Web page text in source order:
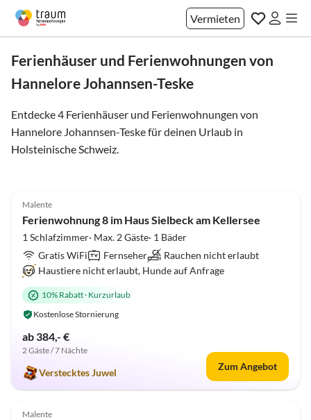
Vermieten
Ferienhäuser und Ferienwohnungen von
Hannelore Johannsen-Teske
Entdecke 4 Ferienhäuser und Ferienwohnungen von
Hannelore Johannsen-Teske für deinen Urlaub in
Holsteinische Schweiz.
Malente
Ferienwohnung 8 im Haus Sielbeck am Kellersee
1 Schlafzimmer· Max. 2 Gäste· 1 Bäder
Gratis WiFi
Fernseher
Rauchen nicht erlaubt
Haustiere nicht erlaubt, Hunde auf Anfrage
10% Rabatt· Kurzurlaub
Kostenlose Stornierung
ab 384,- €
2 Gäste / 7 Nächte
Verstecktes Juwel
Zum Angebot
5.0 (6)
Malente